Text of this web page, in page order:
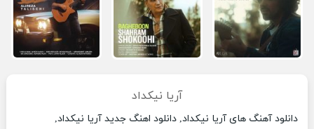
آریا نیکداد
دانلود آهنگ های آریا نیکداد, دانلود اهنگ جدید آریا نیکداد,